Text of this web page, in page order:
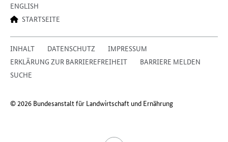
ENGLISH
STARTSEITE
INHALT DATENSCHUTZ
IMPRESSUM
ERKLÄRUNG ZUR BARRIEREFREIHEIT
BARRIERE MELDEN
SUCHE
© 2026 Bundesanstalt für Landwirtschaft und Ernährung